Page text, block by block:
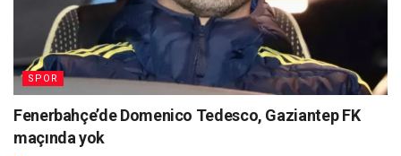
SPOR
Fenerbahçe’de Domenico Tedesco, Gaziantep FK
maçında yok